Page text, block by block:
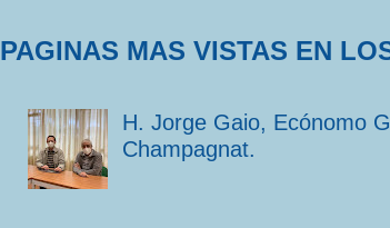
PAGINAS MAS VISTAS EN
H. Jorge Gaio, Ecónomo
Champagnat.